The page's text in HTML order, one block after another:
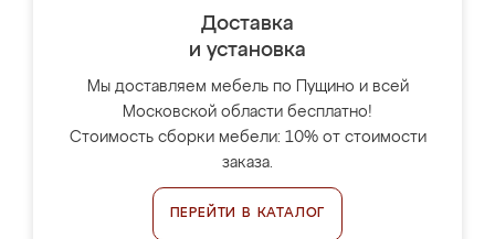
Доставка
и установка
Мы доставляем мебель по Пущино и всей
Московской области бесплатно!
Стоимость сборки мебели: 10% от стоимости
заказа.
ПЕРЕЙТИ В КАТАЛОГ